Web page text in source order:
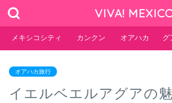
VIVA!
メキシコシティ カンクン オアハカ グ
オアハカ旅行
イエルベエルアグアの魅